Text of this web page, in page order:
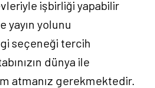
işbirliği yapabilir
yayın yolunu
seçeneği tercih
dünya ile
atmanız gerekmektedir.